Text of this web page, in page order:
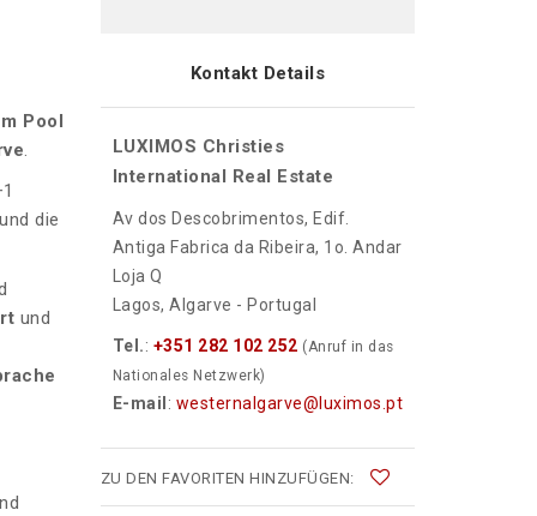
Pool
.
die
und
Kontakt Details
LUXIMOS Christies
International Real Estate
Av dos Descobrimentos, Edif.
Antiga Fabrica da Ribeira, 1o. Andar
Loja Q
Lagos, Algarve - Portugal
Tel.: +351 282 102 252 (Anruf in das
Nationales Netzwerk)
E-mail : westernalgarve@luximos.pt
ZU DEN FAVORITEN HINZUFÜGEN: